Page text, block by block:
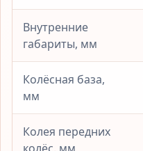
Внутренние
габариты, мм
Колёсная база,
мм
Колея передних